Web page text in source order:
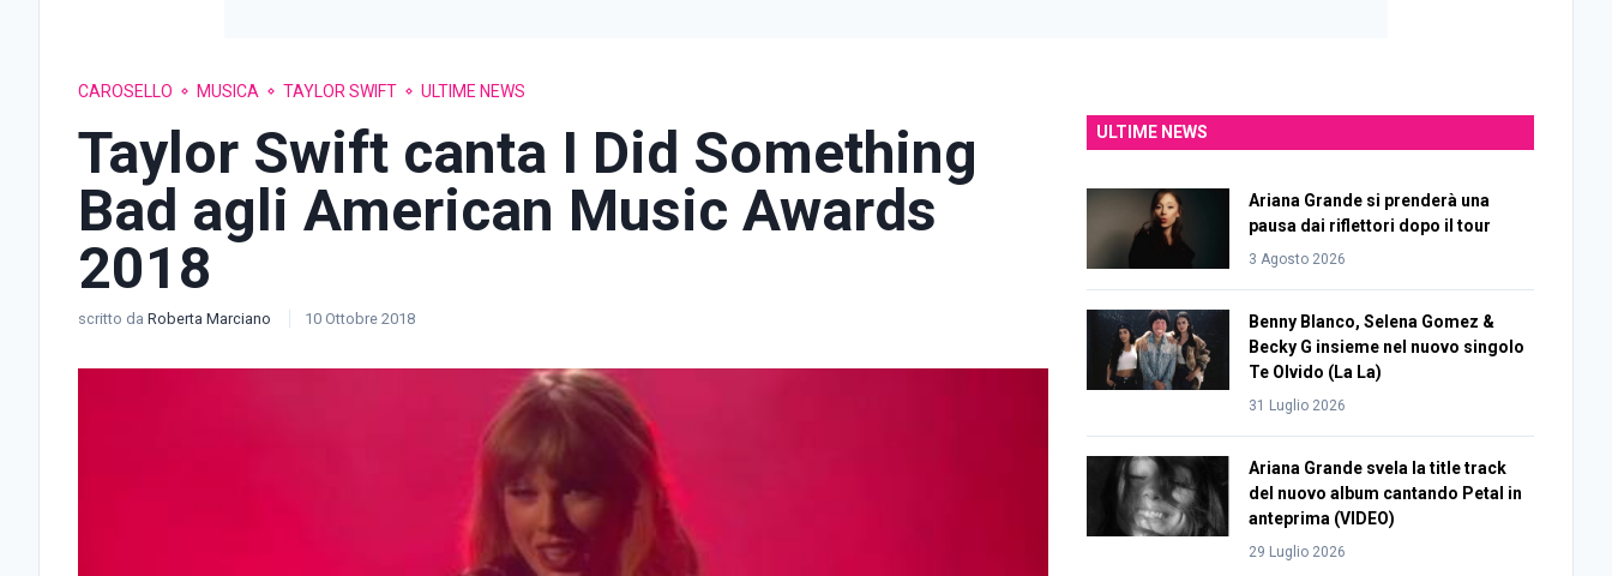
CAROSELLO MUSICA TAYLOR SWIFT ULTIME NEWS
Taylor Swift canta I Did Something
Bad agli American Music Awards
2018
scritto da Roberta Marciano 10 Ottobre 2018
ULTIME NEWS
Ariana Grande si prenderà una
pausa dai riflettori dopo il tour
3 Agosto 2026
Benny Blanco, Selena Gomez &
Becky G insieme nel nuovo singolo
Te Olvido (La La)
31 Luglio 2026
Ariana Grande svela la title track
del nuovo album cantando Petal in
anteprima (VIDEO)
29 Luglio 2026